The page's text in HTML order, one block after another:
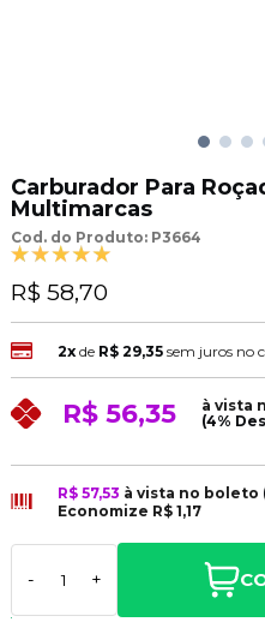
Carburador Para
Multimarcas
Cod. do Produto: P3664
R$ 58,70
2xde R$ 29,35 sem juros no
R$ 56,35
à vista
(4%
R$ 57,53 à vista no boleto
Economize R$ 1,17
- +